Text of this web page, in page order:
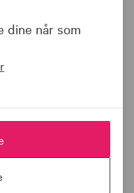
greit å
av
jobben.
på enkeltreiser som
dine når som